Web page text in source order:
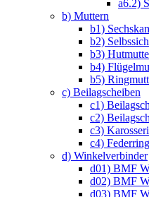
a6.2)
b) Muttern
b1)
b2)
b3)
b4)
b5)
c) Beilagscheiben
c1)
c2)
c3)
c4)
d) Winkelverbinder
d01) BMF
d02) BMF
d03) BMF